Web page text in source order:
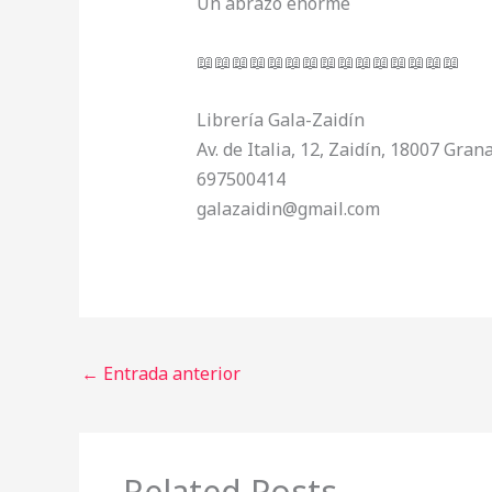
📖📖📖📖📖📖📖📖📖📖📖📖📖📖📖
Librería Gala-Zaidín
Av. de Italia, 12, Zaidín, 18007
697500414
galazaidin@gmail.com
← Entrada anterior